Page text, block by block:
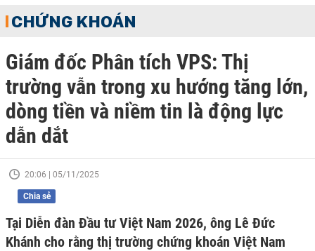
CHỨNG KHOÁN
Giám đốc Phân tích VPS: Thị
trường vẫn trong xu hướng tăng lớn,
dòng tiền và niềm tin là động lực
dẫn dắt
20:06 | 05/11/2025
Chia sẻ
Tại Diễn đàn Đầu tư Việt Nam 2026, ông Lê Đức
Khánh cho rằng thị trường chứng khoán Việt Nam